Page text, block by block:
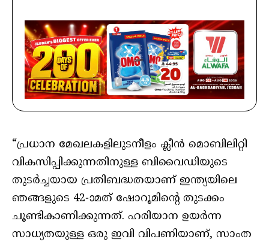
“പ്രധാന മേഖലകളിലുടനീളം ക്ലീൻ മൊബിലിറ്റി
വികസിപ്പിക്കുന്നതിനുള്ള ബിവൈഡിയുടെ
തുടർച്ചയായ പ്രതിബദ്ധതയാണ് ഇന്ത്യയിലെ
ഞങ്ങളുടെ 42-ാമത് ഷോറൂമിന്റെ തുടക്കം
ചൂണ്ടികാണിക്കുന്നത്. ഹരിയാന ഉയർന്ന
സാധ്യതയുള്ള ഒരു ഇവി വിപണിയാണ്, സാംത